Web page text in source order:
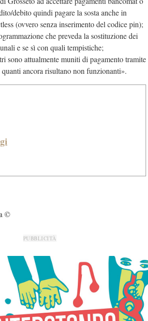
debito quindi pagare la sosta anche in
(ovvero senza inserimento del codice pin);
che preveda la sostituzione dei
e se sì con quali tempistiche;
sono attualmente muniti di pagamento tramite
ancora risultano non funzionanti».
©
PUBBLICITÀ